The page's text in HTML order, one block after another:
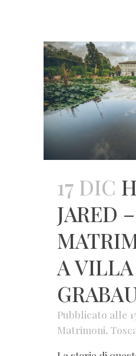
17 DIC
JARED –
A VILLA
Pubblicato alle
Matrimoni,